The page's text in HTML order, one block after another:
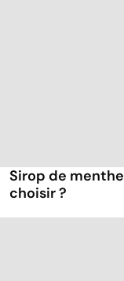
Sirop de
choisir ?